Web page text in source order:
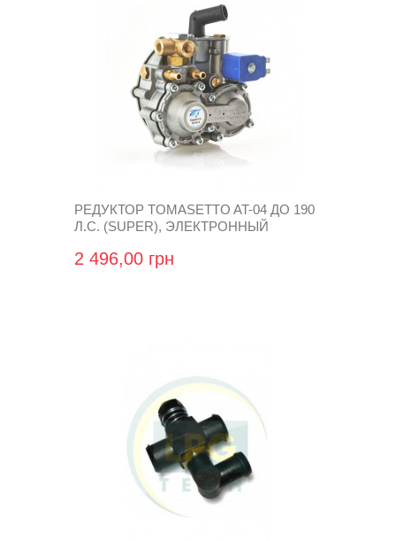
РЕДУКТОР TOMASETTO AT-04 ДО 190
Л.С. (SUPER), ЭЛЕКТРОННЫЙ
2 496,00 грн